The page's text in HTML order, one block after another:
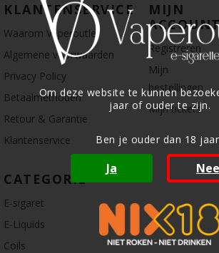
Om deze website te kunnen
jaar of ouder te zijn.
Ben je ouder dan 18
Ja Nee
KLANTENSERVICE
Waarom Vaperoutlet
Algemene voorwaarden
Privacy Policy
Betaalmethoden
Retour & Garantie
Klantenservice
MIJN
Registreren
Mijn
bestellingen
Mijn tickets
CATEGORIE
E-sigaret
E-Liquids
Coils